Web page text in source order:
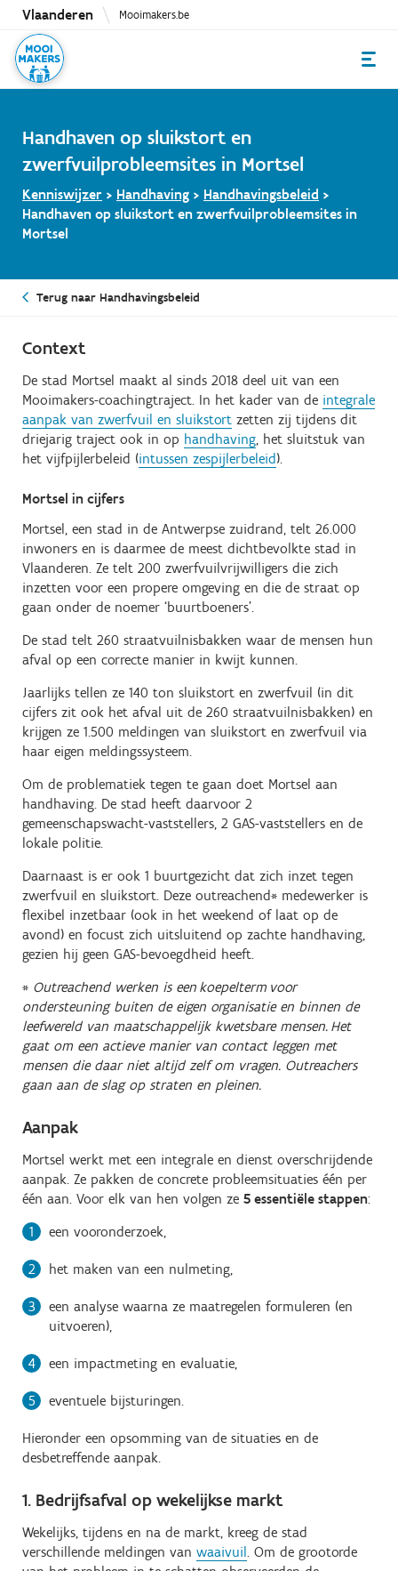
Overslaan
naar
inhoud
Vlaanderen Mooimakers.be
Handhaven op sluikstort en
zwerfvuilprobleemsites in Mortsel
Kenniswijzer > Handhaving > Handhavingsbeleid >
Handhaven op sluikstort en zwerfvuilprobleemsites in
Mortsel
Terug naar Handhavingsbeleid
Context
De stad Mortsel maakt al sinds 2018 deel uit van een
Mooimakers-coachingtraject. In het kader van de integrale
aanpak van zwerfvuil en sluikstort zetten zij tijdens dit
driejarig traject ook in op handhaving, het sluitstuk van
het vijfpijlerbeleid (intussen zespijlerbeleid).
Mortsel in cijfers
Mortsel, een stad in de Antwerpse zuidrand, telt 26.000
inwoners en is daarmee de meest dichtbevolkte stad in
Vlaanderen. Ze telt 200 zwerfvuilvrijwilligers die zich
inzetten voor een propere omgeving en die de straat op
gaan onder de noemer ‘buurtboeners’.
De stad telt 260 straatvuilnisbakken waar de mensen hun
afval op een correcte manier in kwijt kunnen.
Jaarlijks tellen ze 140 ton sluikstort en zwerfvuil (in dit
cijfers zit ook het afval uit de 260 straatvuilnisbakken) en
krijgen ze 1.500 meldingen van sluikstort en zwerfvuil via
haar eigen meldingssysteem.
Om de problematiek tegen te gaan doet Mortsel aan
handhaving. De stad heeft daarvoor 2
gemeenschapswacht-vaststellers, 2 GAS-vaststellers en de
lokale politie.
Daarnaast is er ook 1 buurtgezicht dat zich inzet tegen
zwerfvuil en sluikstort. Deze outreachend* medewerker is
flexibel inzetbaar (ook in het weekend of laat op de
avond) en focust zich uitsluitend op zachte handhaving,
gezien hij geen GAS-bevoegdheid heeft.
* Outreachend werken is een koepelterm voor
ondersteuning buiten de eigen organisatie en binnen de
leefwereld van maatschappelijk kwetsbare mensen. Het
gaat om een actieve manier van contact leggen met
mensen die daar niet altijd zelf om vragen. Outreachers
gaan aan de slag op straten en pleinen.
Aanpak
Mortsel werkt met een integrale en dienst overschrijdende
aanpak. Ze pakken de concrete probleemsituaties één per
één aan. Voor elk van hen volgen ze 5 essentiële stappen:
een vooronderzoek,
het maken van een nulmeting,
een analyse waarna ze maatregelen formuleren (en
uitvoeren),
een impactmeting en evaluatie,
eventuele bijsturingen.
Hieronder een opsomming van de situaties en de
desbetreffende aanpak.
1. Bedrijfsafval op wekelijkse markt
Wekelijks, tijdens en na de markt, kreeg de stad
verschillende meldingen van waaivuil . Om de grootorde